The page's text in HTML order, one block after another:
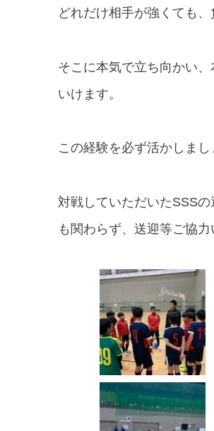
どれだけ相手が強くても
そこに本気で立ち向かい
いけます。
この経験を必ず活かしまし
対戦していただいたSSS
も関わらず、送迎等ご協